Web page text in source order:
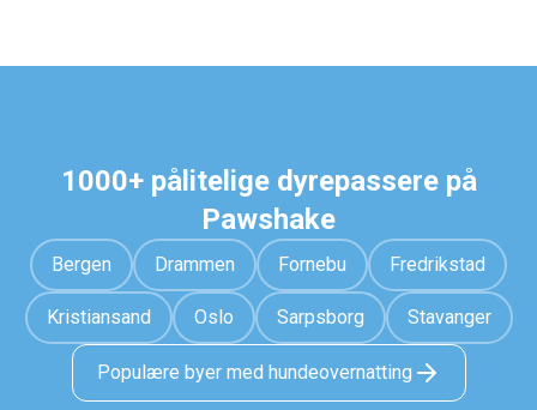
1000+ pålitelige dyrepassere på
Pawshake
Bergen Drammen Fornebu Fredrikstad
Kristiansand Oslo Sarpsborg Stavanger
Populære byer med hundeovernatting